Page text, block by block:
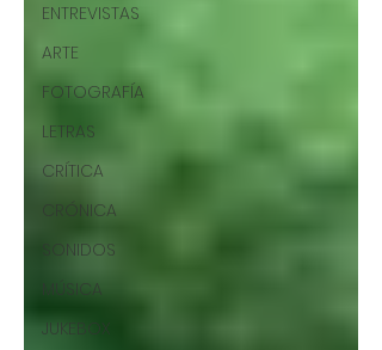
ENTREVISTAS
ARTE
FOTOGRAFÍA
LETRAS
CRÍTICA
CRÓNICA
SONIDOS
MÚSICA
JUKEBOX